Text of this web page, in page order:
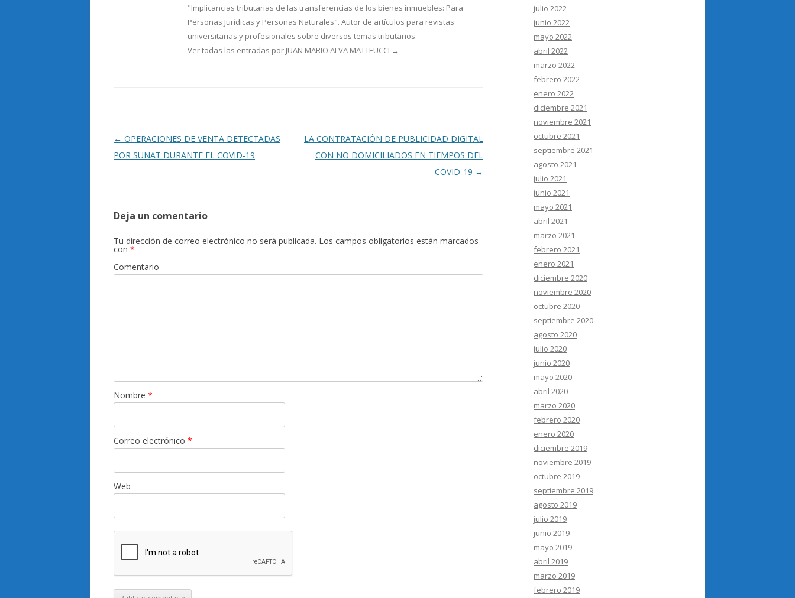
"Implicancias tributarias de las transferencias de los bienes inmuebles: Para
Personas Jurídicas y Personas Naturales". Autor de artículos para revistas
universitarias y profesionales sobre diversos temas tributarios.
Ver todas las entradas por JUAN MARIO ALVA MATTEUCCI →
Navegación
de
← OPERACIONES DE VENTA DETECTADAS
POR SUNAT DURANTE EL COVID-19
LA CONTRATACIÓN DE PUBLICIDAD DIGITAL
CON NO DOMICILIADOS EN TIEMPOS DEL
COVID-19 →
Deja un comentario
Tu dirección de correo electrónico no será publicada. Los campos obligatorios están marcados
con *
Comentario
Nombre *
Correo electrónico *
Web
julio 2022
junio 2022
mayo 2022
abril 2022
marzo 2022
febrero 2022
enero 2022
diciembre 2021
noviembre 2021
octubre 2021
septiembre 2021
agosto 2021
julio 2021
junio 2021
mayo 2021
abril 2021
marzo 2021
febrero 2021
enero 2021
diciembre 2020
noviembre 2020
octubre 2020
septiembre 2020
agosto 2020
julio 2020
junio 2020
mayo 2020
abril 2020
marzo 2020
febrero 2020
enero 2020
diciembre 2019
noviembre 2019
octubre 2019
septiembre 2019
agosto 2019
julio 2019
junio 2019
mayo 2019
abril 2019
marzo 2019
febrero 2019